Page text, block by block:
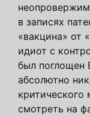
в записях
«вакцина» от
идиот с
был поглощен
абсолютно
смотреть на